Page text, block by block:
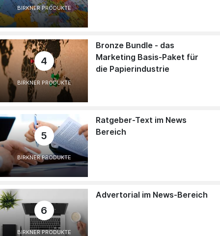
BIRKNER PRODUKTE
4
BIRKNER PRODUKTE
Bronze Bundle - das
Marketing Basis-Paket für
die Papierindustrie
5
BIRKNER PRODUKTE
Ratgeber-Text im News
Bereich
6
BIRKNER PRODUKTE
Advertorial im News-Bereich